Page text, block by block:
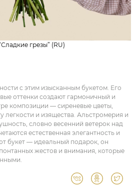
грезы” (RU)
с этим изысканным букетом. Его
оттенки создают гармоничный и
композиции — сиреневые цветы,
легкости и изящества. Альстромерия и
словно весенний ветерок над
естественная элегантность и
букет — идеальный подарок, он
жестов и внимания, которые